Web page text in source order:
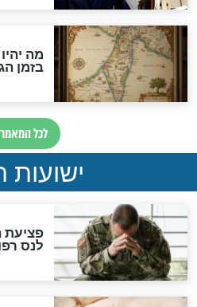
להמתקת
גזרות
סגולת ע"ב
תפילה
הדינים